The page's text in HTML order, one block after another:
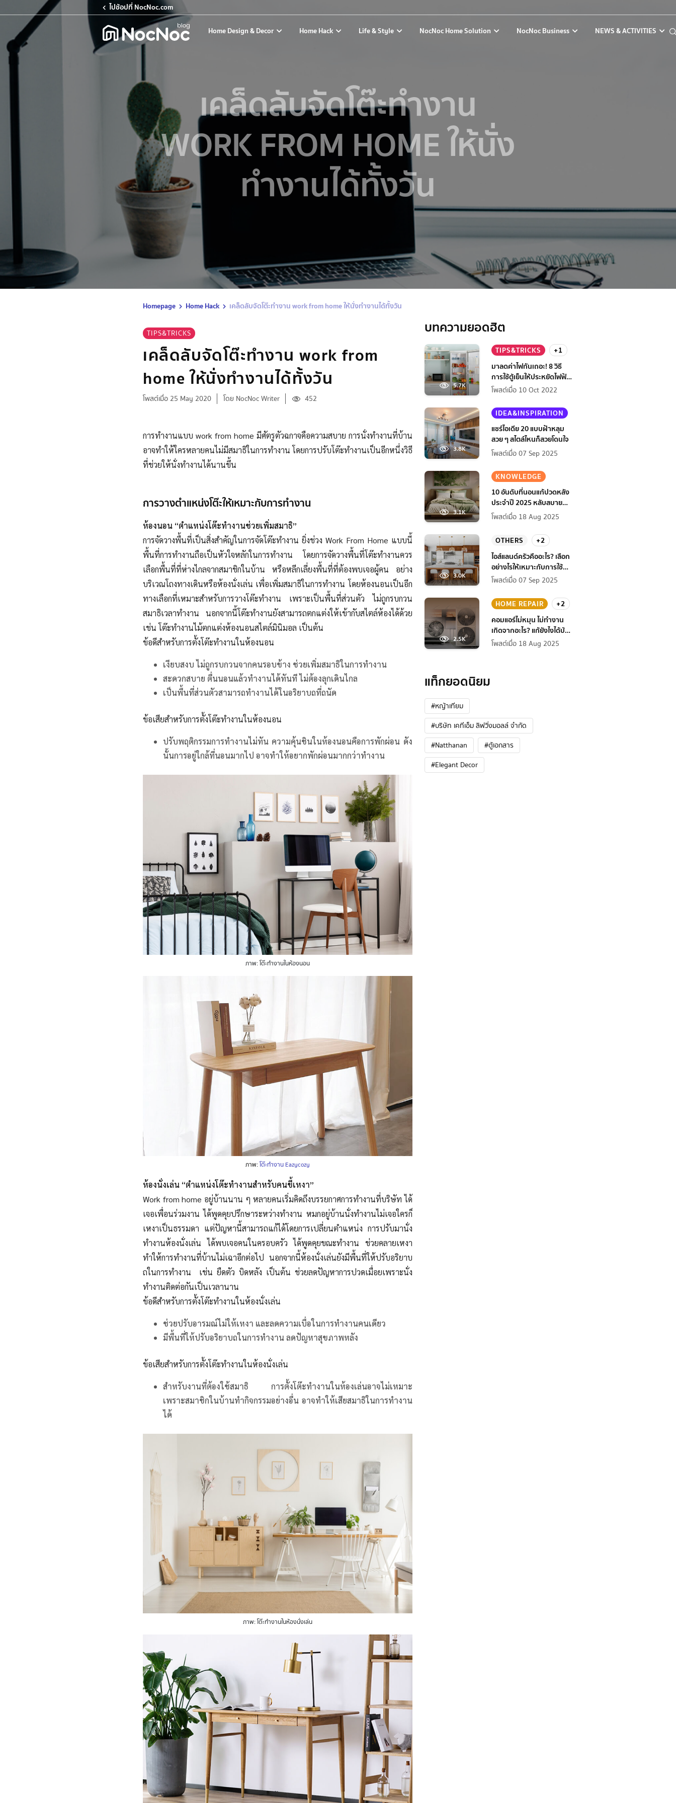
ไปช้อปที่ NocNoc.com
Home Design & Decor Home Hack Life & Style NocNoc Home Solution NocNoc Business NEWS & ACTIVITIES
เคล็ดลับจัดโต๊ะทำงาน
WORK FROM HOME ให้นั่ง
ทำงานได้ทั้งวัน
Homepage Home Hack เคล็ดลับจัดโต๊ะทำงาน work from home ให้นั่งทำงานได้ทั้งวัน
TIPS&TRICKS
เคล็ดลับจัดโต๊ะทำงาน work from
home ให้นั่งทำงานได้ทั้งวัน
โพสต์เมื่อ 25 May 2020 โดย NocNoc Writer 452
การทำงานแบบ work from home มีศัตรูตัวฉกาจคือความสบาย การนั่งทำงานที่บ้าน
อาจทำให้ใครหลายคนไม่มีสมาธิในการทำงาน โดยการปรับโต๊ะทำงานเป็นอีกหนึ่งวิธี
ที่ช่วยให้นั่งทำงานได้นานขึ้น
การวางตำแหน่งโต๊ะให้เหมาะกับการทำงาน
ห้องนอน “ตำแหน่งโต๊ะทำงานช่วยเพิ่มสมาธิ”
การจัดวางพื้นที่เป็นสิ่งสำคัญในการจัดโต๊ะทำงาน ยิ่งช่วง Work From Home แบบนี้
พื้นที่การทำงานถือเป็นหัวใจหลักในการทำงาน โดยการจัดวางพื้นที่โต๊ะทำงานควร
เลือกพื้นที่ที่ห่างไกลจากสมาชิกในบ้าน หรือหลีกเลี่ยงพื้นที่ที่ต้องพบเจอผู้คน อย่าง
บริเวณโถงทางเดินหรือห้องนั่งเล่น เพื่อเพิ่มสมาธิในการทำงาน โดยห้องนอนเป็นอีก
ทางเลือกที่เหมาะสำหรับการวางโต๊ะทำงาน เพราะเป็นพื้นที่ส่วนตัว ไม่ถูกรบกวน
สมาธิเวลาทำงาน นอกจากนี้โต๊ะทำงานยังสามารถตกแต่งให้เข้ากับสไตล์ห้องได้ด้วย
เช่น โต๊ะทำงานไม้ตกแต่งห้องนอนสไตล์มินิมอล เป็นต้น
ข้อดีสำหรับการตั้งโต๊ะทำงานในห้องนอน
เงียบสงบ ไม่ถูกรบกวนจากคนรอบข้าง ช่วยเพิ่มสมาธิในการทำงาน
สะดวกสบาย ตื่นนอนแล้วทำงานได้ทันที ไม่ต้องลุกเดินไกล
เป็นพื้นที่ส่วนตัวสามารถทำงานได้ในอริยาบถที่ถนัด
ข้อเสียสำหรับการตั้งโต๊ะทำงานในห้องนอน
ปรับพฤติกรรมการทำงานไม่ทัน ความคุ้นชินในห้องนอนคือการพักผ่อน ดัง
นั้นการอยู่ใกล้ที่นอนมากไป อาจทำให้อยากพักผ่อนมากกว่าทำงาน
ภาพ: โต๊ะทำงานในห้องนอน
ภาพ:โต๊ะทำงาน Eazycozy
ห้องนั่งเล่น “ตำแหน่งโต๊ะทำงานสำหรับคนขี้เหงา”
Work from home อยู่บ้านนาน ๆ หลายคนเริ่มคิดถึงบรรยกาศการทำงานที่บริษัท ได้
เจอเพื่อนร่วมงาน ได้พูดคุยปรึกษาระหว่างทำงาน หมกอยู่บ้านนั่งทำงานไม่เจอใครก็
เหงาเป็นธรรมดา แต่ปัญหานี้สามารถแก้ได้โดยการเปลี่ยนตำแหน่ง การปรับมานั่ง
ทำงานห้องนั่งเล่น ได้พบเจอคนในครอบครัว ได้พูดคุยขณะทำงาน ช่วยคลายเหงา
ทำให้การทำงานที่บ้านไม่เฉาอีกต่อไป นอกจากนี้ห้องนั่งเล่นยังมีพื้นที่ให้ปรับอริยาบ
ถในการทำงาน เช่น ยืดตัว บิดหลัง เป็นต้น ช่วยลดปัญหาการปวดเมื่อยเพราะนั่ง
ทำงานติดต่อกันเป็นเวลานาน
ข้อดีสำหรับการตั้งโต๊ะทำงานในห้องนั่งเล่น
ช่วยปรับอารมณ์ไม่ให้เหงา และลดความเบื่อในการทำงานคนเดียว
มีพื้นที่ให้ปรับอริยาบถในการทำงาน ลดปัญหาสุขภาพหลัง
ข้อเสียสำหรับการตั้งโต๊ะทำงานในห้องนั่งเล่น
สำหรับงานที่ต้องใช้สมาธิ การตั้งโต๊ะทำงานในห้องเล่นอาจไม่เหมาะ
เพราะสมาชิกในบ้านทำกิจกรรมอย่างอื่น อาจทำให้เสียสมาธิในการทำงาน
ได้
ภาพ: โต๊ะทำงานในห้องนั่งเล่น
บทความยอดฮิต
5.7K
TIPS&TRICKS
+1
มาลดค่าไฟกันเถอะ! 8 วิธี
การใช้ตู้เย็นให้ประหยัดไฟฟ้า
กว่าเดิม
โพสต์เมื่อ 10 Oct 2022
3.8K
IDEA&INSPIRATION
แชร์ไอเดีย 20 แบบฝ้าหลุม
สวย ๆ สไตล์ไหนก็สวยโดนใจ
โพสต์เมื่อ 07 Sep 2025
3.1K
KNOWLEDGE
10 อันดับที่นอนแก้ปวดหลัง
ประจำปี 2025 หลับสบาย
สุขภาพดียิ่งกว่าเดิม
โพสต์เมื่อ 18 Aug 2025
3.0K
OTHERS
+2
ไอส์แลนด์ครัวคืออะไร? เลือก
อย่างไรให้เหมาะกับการใช้
งานที่บ้าน
โพสต์เมื่อ 07 Sep 2025
2.5K
HOME REPAIR
+2
คอมแอร์ไม่หมุน ไม่ทํางาน
เกิดจากอะไร? แก้ยังไงได้บ้าง
ก่อนแอร์พัง!
โพสต์เมื่อ 18 Aug 2025
แท็กยอดนิยม
#หญ้าเทียม
#บริษัท เคทีเอ็ม ลิฟวิ่งมอลล์ จำกัด
#Natthanan
#ตู้เอกสาร
#Elegant Decor